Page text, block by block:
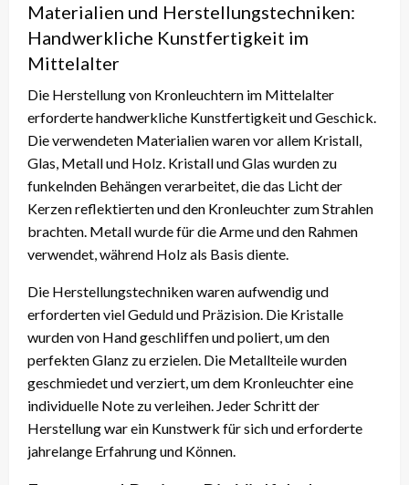
Materialien und Herstellungstechniken:
Handwerkliche Kunstfertigkeit im
Mittelalter
Die Herstellung von Kronleuchtern im Mittelalter
erforderte handwerkliche Kunstfertigkeit und Geschick.
Die verwendeten Materialien waren vor allem Kristall,
Glas, Metall und Holz. Kristall und Glas wurden zu
funkelnden Behängen verarbeitet, die das Licht der
Kerzen reflektierten und den Kronleuchter zum Strahlen
brachten. Metall wurde für die Arme und den Rahmen
verwendet, während Holz als Basis diente.
Die Herstellungstechniken waren aufwendig und
erforderten viel Geduld und Präzision. Die Kristalle
wurden von Hand geschliffen und poliert, um den
perfekten Glanz zu erzielen. Die Metallteile wurden
geschmiedet und verziert, um dem Kronleuchter eine
individuelle Note zu verleihen. Jeder Schritt der
Herstellung war ein Kunstwerk für sich und erforderte
jahrelange Erfahrung und Können.